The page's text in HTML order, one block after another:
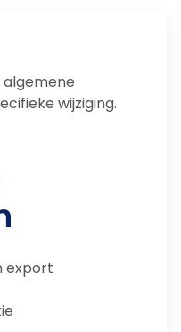
algemene
wijziging.
export